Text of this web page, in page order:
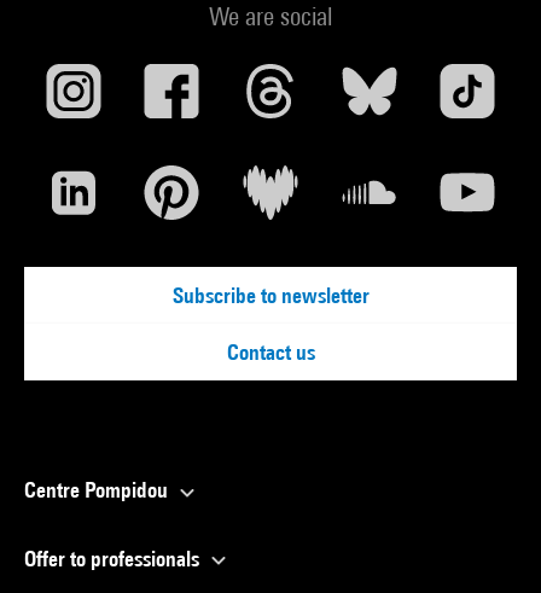
We are social
Subscribe to newsletter
Contact us
Centre Pompidou
Offer to professionals